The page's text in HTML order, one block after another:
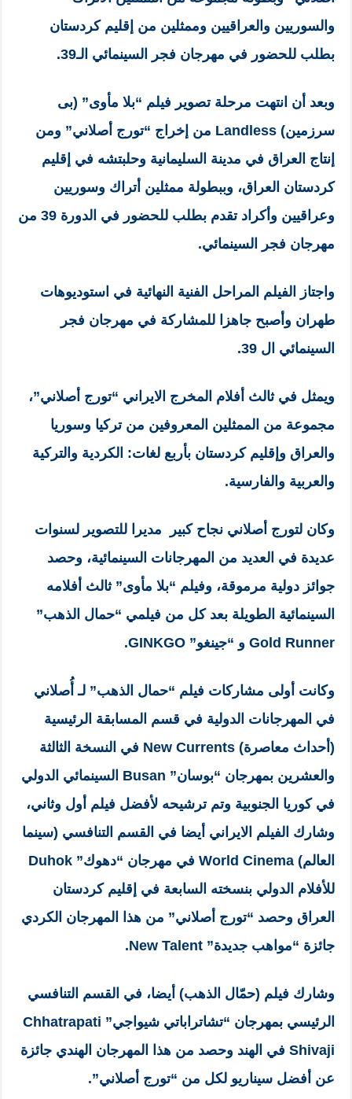
والسوريين والعراقيين وممثلين من إقليم كردستان
بطلب للحضور في مهرجان فجر السينمائي الـ39.
وبعد أن انتهت مرحلة تصوير فيلم “بلا مأوى” (بی
سرزمین) Landless من إخراج “تورج أصلاني” ومن
إنتاج العراق في مدينة السليمانية وحلبتشه في إقليم
كردستان العراق، وببطولة ممثلين أتراك وسوريين
وعراقيين وأكراد تقدم بطلب للحضور في الدورة 39 من
مهرجان فجر السينمائي.
واجتاز الفيلم المراحل الفنية النهائية في استوديوهات
طهران وأصبح جاهزا للمشاركة في مهرجان فجر
السينمائي ال 39.
ويمثل في ثالث أفلام المخرج الايراني “تورج أصلاني”،
مجموعة من الممثلين المعروفين من تركيا وسوريا
والعراق وإقليم كردستان بأربع لغات: الكردية والتركية
والعربية والفارسية.
وكان لتورج أصلاني نجاح كبير مديرا للتصوير لسنوات
عديدة في العديد من المهرجانات السينمائية، وحصد
جوائز دولية مرموقة، وفيلم “بلا مأوى” ثالث أفلامه
السينمائية الطويلة بعد كل من فيلمي “حمال الذهب”
Gold Runner و “جينغو” GINKGO.
وكانت أولى مشاركات فيلم “حمال الذهب” لـ أُصلاني
في المهرجانات الدولية في قسم المسابقة الرئيسية
(أحداث معاصرة) New Currents في النسخة الثالثة
والعشرين بمهرجان “بوسان” Busan السينمائي الدولي
في كوريا الجنوبية وتم ترشيحه لأفضل فيلم أول وثاني،
وشارك الفيلم الايراني أيضا في القسم التنافسي (سينما
العالم) World Cinema في مهرجان “دهوك” Duhok
للأفلام الدولي بنسخته السابعة في إقليم كردستان
العراق وحصد “تورج أصلاني” من هذا المهرجان الكردي
جائزة “مواهب جديدة” New Talent.
وشارك فيلم (حمّال الذهب) أيضا، في القسم التنافسي
الرئيسي بمهرجان “تشاتراباتي شيواجي” Chhatrapati
Shivaji في الهند وحصد من هذا المهرجان الهندي جائزة
عن أفضل سيناريو لكل من “تورج أصلاني”.